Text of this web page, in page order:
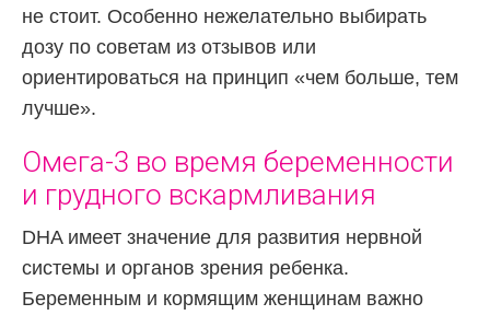
не стоит. Особенно нежелательно выбирать
дозу по советам из отзывов или
ориентироваться на принцип «чем больше, тем
лучше».
Омега-3 во время беременности
и грудного вскармливания
DHA имеет значение для развития нервной
системы и органов зрения ребенка.
Беременным и кормящим женщинам важно